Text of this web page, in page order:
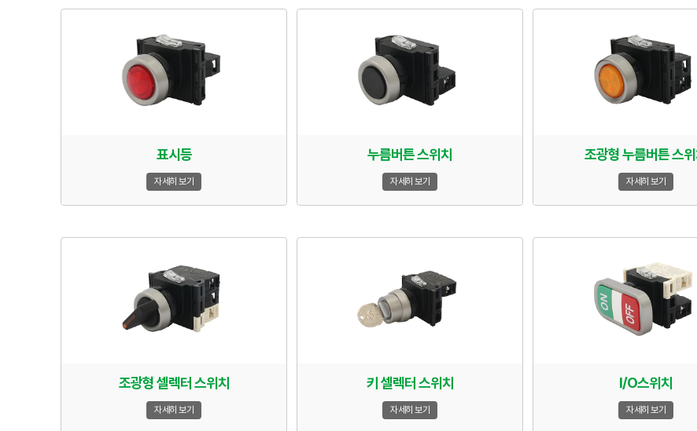
표시등
자세히 보기
누름버튼 스위치
자세히 보기
조광형 누름버튼 스위
자세히 보기
조광형 셀렉터 스위치
자세히 보기
키 셀렉터 스위치
자세히 보기
I/O스위치
자세히 보기